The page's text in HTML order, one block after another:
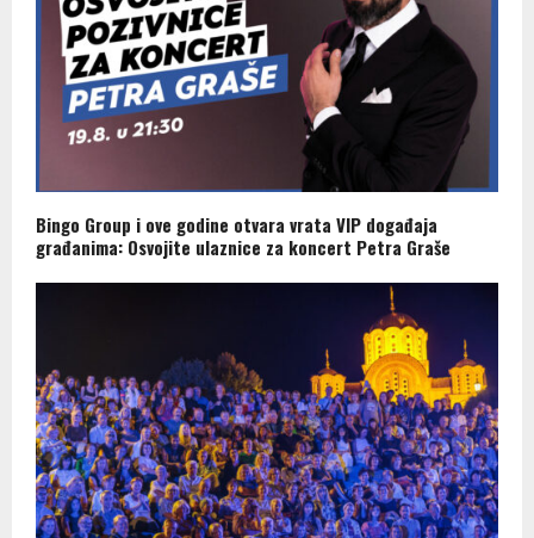
Bingo Group i ove godine otvara vrata VIP događaja
građanima: Osvojite ulaznice za koncert Petra Graše